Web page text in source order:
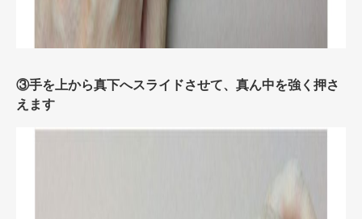
③手を上から真下へスライドさせて、真ん中を強く押さ
えます